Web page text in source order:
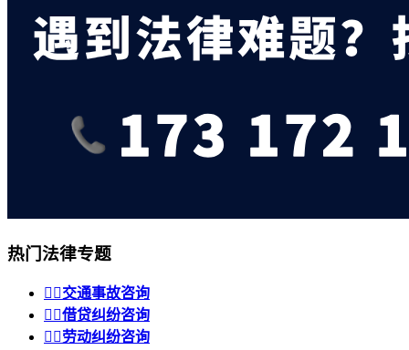
热门法律专题
 交通事故咨询
 借贷纠纷咨询
 劳动纠纷咨询